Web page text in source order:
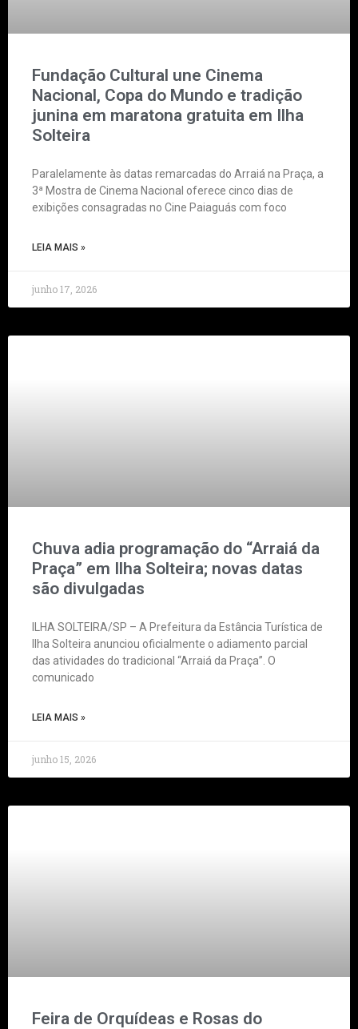
Fundação Cultural une Cinema
Nacional, Copa do Mundo e tradição
junina em maratona gratuita em Ilha
Solteira
Paralelamente às datas remarcadas do Arraiá na Praça, a
3ª Mostra de Cinema Nacional oferece cinco dias de
exibições consagradas no Cine Paiaguás com foco
LEIA MAIS »
junho 17, 2026
Chuva adia programação do “Arraiá da
Praça” em Ilha Solteira; novas datas
são divulgadas
ILHA SOLTEIRA/SP – A Prefeitura da Estância Turística de
Ilha Solteira anunciou oficialmente o adiamento parcial
das atividades do tradicional “Arraiá da Praça”. O
comunicado
LEIA MAIS »
junho 15, 2026
Feira de Orquídeas e Rosas do